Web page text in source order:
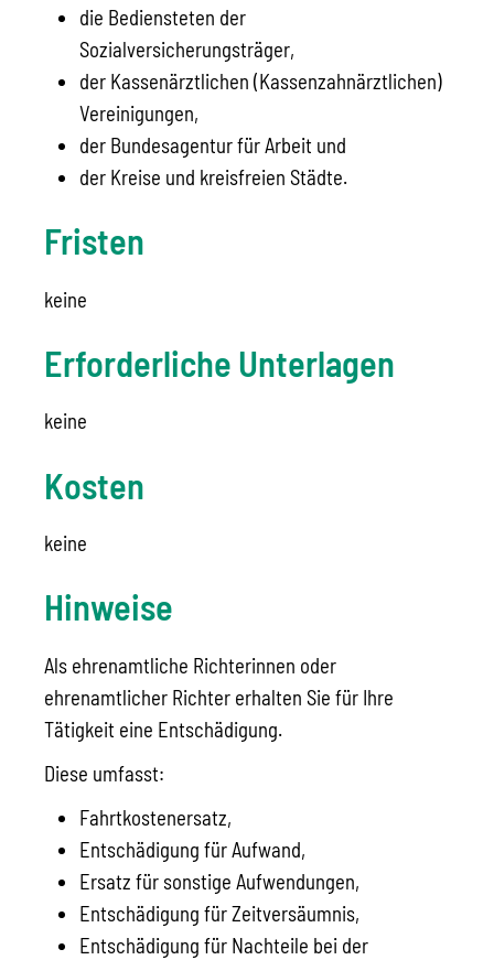
die Bediensteten der
Sozialversicherungsträger,
der Kassenärztlichen (Kassenzahnärztlichen)
Vereinigungen,
der Bundesagentur für Arbeit und
der Kreise und kreisfreien Städte.
Fristen
keine
Erforderliche Unterlagen
keine
Kosten
keine
Hinweise
Als ehrenamtliche Richterinnen oder
ehrenamtlicher Richter erhalten Sie für Ihre
Tätigkeit eine Entschädigung.
Diese umfasst:
Fahrtkostenersatz,
Entschädigung für Aufwand,
Ersatz für sonstige Aufwendungen,
Entschädigung für Zeitversäumnis,
Entschädigung für Nachteile bei der